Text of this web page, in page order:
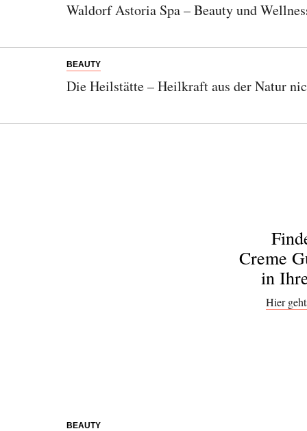
Waldorf Astoria Spa – Beauty und
BEAUTY
Die Heilstätte – Heilkraft aus der Natur
Creme
in
Hier
BEAUTY